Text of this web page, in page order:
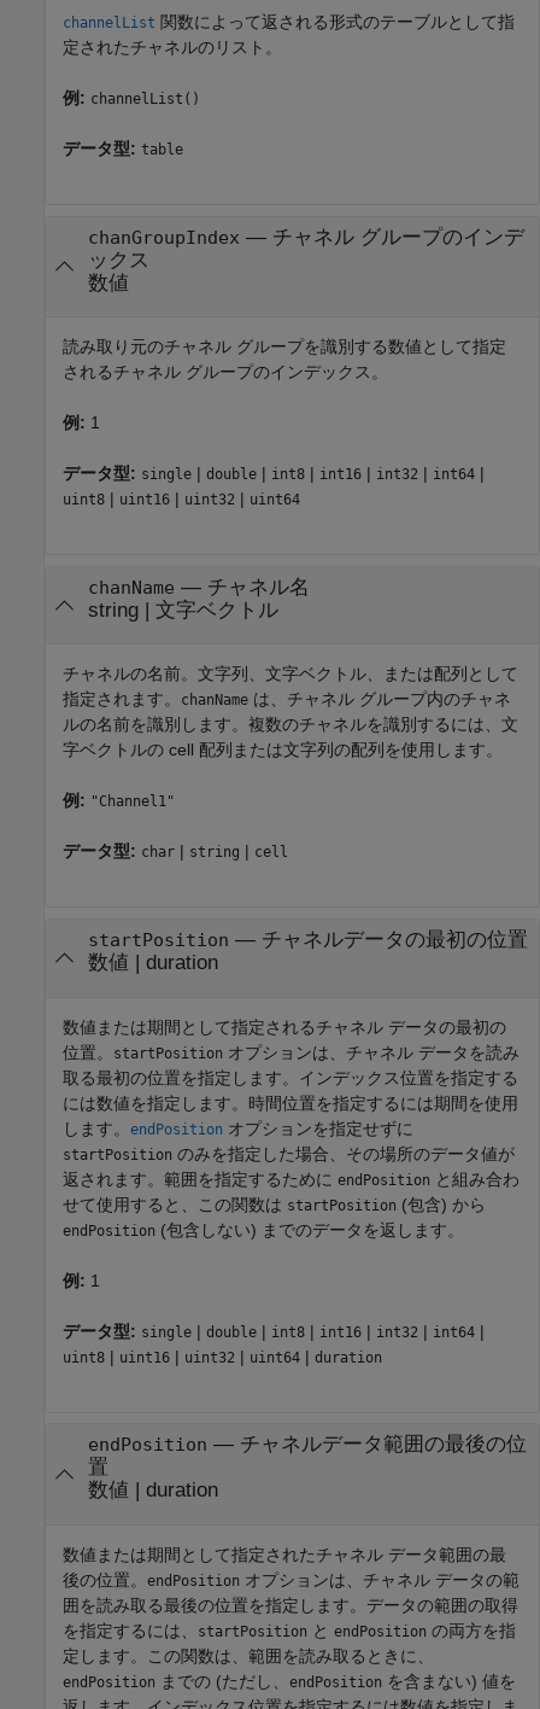
channelList 関数によって返される形式のテーブルとして指
定されたチャネルのリスト。
例: channelList()
データ型: table
chanGroupIndex — チャネル グループのインデ
ックス
数値
読み取り元のチャネル グループを識別する数値として指定
されるチャネル グループのインデックス。
例: 1
データ型: single | double | int8 | int16 | int32 | int64 |
uint8 | uint16 | uint32 | uint64
chanName — チャネル名
string| 文字ベクトル
チャネルの名前。文字列、文字ベクトル、または配列として
指定されます。
chanName は、チャネル グループ内のチャネ
ルの名前を識別します。複数のチャネルを識別するには、文
字ベクトルの cell 配列または文字列の配列を使用します。
例: "Channel1"
データ型: char | string | cell
startPosition — チャネルデータの最初の位置
数値 | duration
数値または期間として指定されるチャネル データの最初の
位置。
startPosition オプションは、チャネル データを読み
取る最初の位置を指定します。インデックス位置を指定する
には数値を指定します。時間位置を指定するには期間を使用
します。 endPosition オプションを指定せずに
startPosition のみを指定した場合、その場所のデータ値が
返されます。範囲を指定するために endPosition と組み合わ
せて使用すると、この関数は startPosition (包含) から
endPosition (包含しない) までのデータを返します。
例: 1
データ型: single | double | int8 | int16 | int32 | int64 |
uint8 | uint16 | uint32 | uint64 | duration
endPosition — チャネルデータ範囲の最後の位
置
数値
duration
数値または期間として指定されたチャネル データ範囲の最
後の位置。 endPosition オプションは、チャネル データの範
囲を読み取る最後の位置を指定します。データの範囲の取得
を指定するには、
startPosition と endPosition の両方を指
定します。この関数は、範囲を読み取るときに、
endPosition までの (ただし、 endPosition を含まない) 値を